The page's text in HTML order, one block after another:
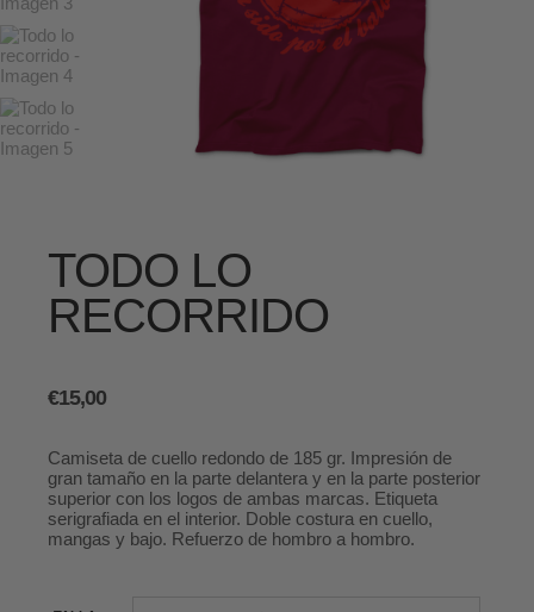
TODO LO
RECORRIDO
€15,00
Camiseta de cuello redondo de 185 gr. Impresión de
gran tamaño en la parte delantera y en la parte posterior
superior con los logos de ambas marcas. Etiqueta
serigrafiada en el interior. Doble costura en cuello,
mangas y bajo. Refuerzo de hombro a hombro.